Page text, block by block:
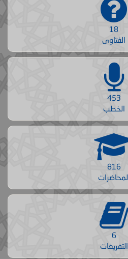
18
الفتاوى
453
الخطب
816
المحاضرات
6
التفريغات